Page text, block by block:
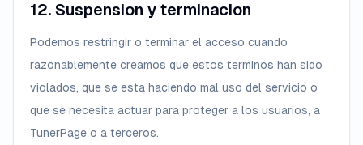
12. Suspension y terminacion
Podemos restringir o terminar el acceso cuando
razonablemente creamos que estos terminos han sido
violados, que se esta haciendo mal uso del servicio o
que se necesita actuar para proteger a los usuarios, a
TunerPage o a terceros.